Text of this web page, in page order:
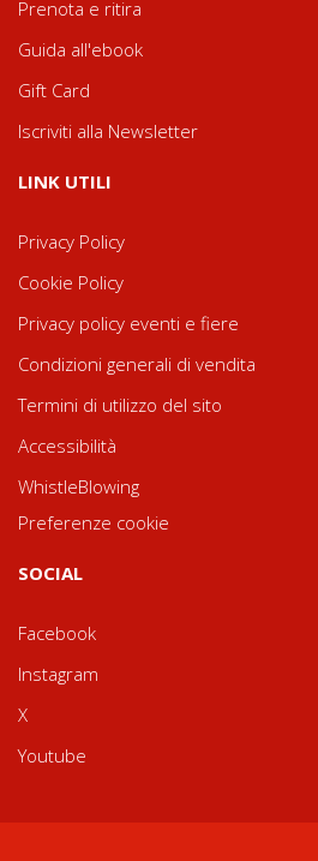
Prenota e ritira
Guida all'ebook
Gift Card
Iscriviti alla Newsletter
LINK UTILI
Privacy Policy
Cookie Policy
Privacy policy eventi e fiere
Condizioni generali di vendita
Termini di utilizzo del sito
Accessibilità
WhistleBlowing
Preferenze cookie
SOCIAL
Facebook
Instagram
X
Youtube